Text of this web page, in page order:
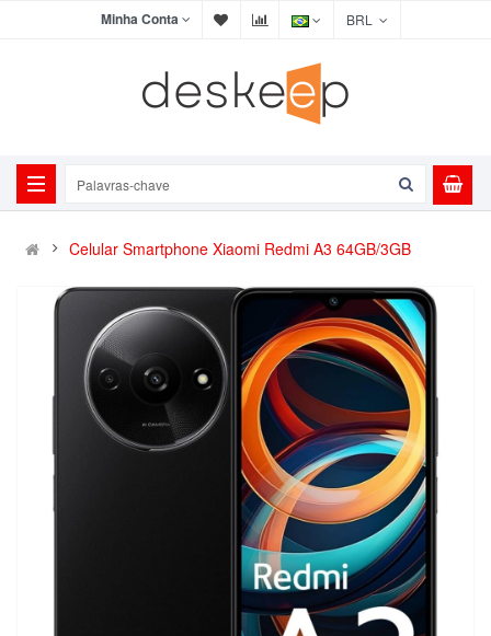
Minha Conta
Celular Smartphone Xiaomi Redmi A3 64GB/3GB